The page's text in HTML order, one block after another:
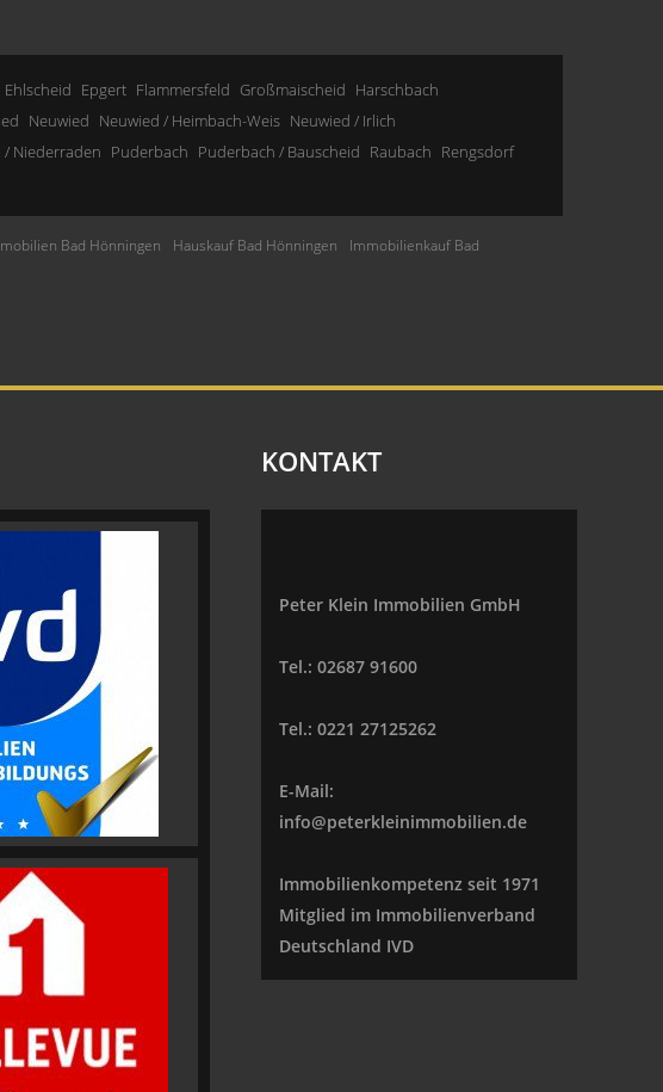
Ehlscheid Epgert Flammersfeld Großmaischeid Harschbach
Neuwied Neuwied / Heimbach-Weis Neuwied / Irlich
Niederraden Puderbach Puderbach / Bauscheid Raubach Rengsdorf
Bad Hönningen Hauskauf Bad Hönningen
Immobilienkauf Bad
KONTAKT
Peter Klein Immobilien GmbH
Tel.: 02687 91600
Tel.: 0221 27125262
E-Mail:
info@peterkleinimmobilien.de
Immobilienkompetenz seit 1971
Mitglied im Immobilienverband
Deutschland IVD